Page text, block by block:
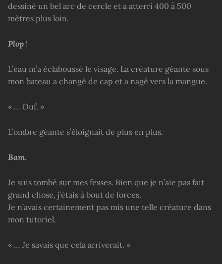
dessiné un bel arc de cercle et a atterri 400 à 500
mètres plus loin.
Plop !
L’eau m’a éclaboussé le visage. La créature géante sous
mon bateau a changé de cap et a nagé vers la mangue.
« … Ouf. »
L’ombre géante s’éloignait de plus en plus.
Bam.
Je suis tombé sur mes fesses. Bien que je n’aie pas fait
grand chose, j’étais à bout de forces.
Je n’avais certainement pas mis une telle créature dans
mon tutoriel.
« … Je savais que cela arriverait. »